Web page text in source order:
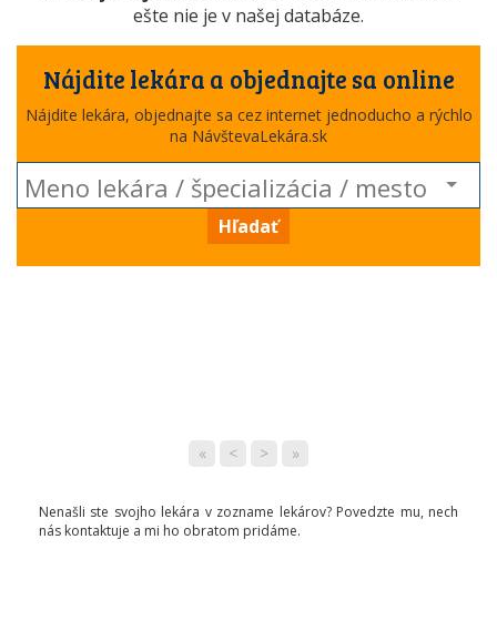
ešte nie je v našej databáze.
Nájdite lekára a objednajte sa online
Nájdite lekára, objednajte sa cez internet jednoducho a rýchlo
na NávštevaLekára.sk
Hľadať
« < > »
Nenašli ste svojho lekára v zozname lekárov? Povedzte mu, nech
nás kontaktuje a mi ho obratom pridáme.